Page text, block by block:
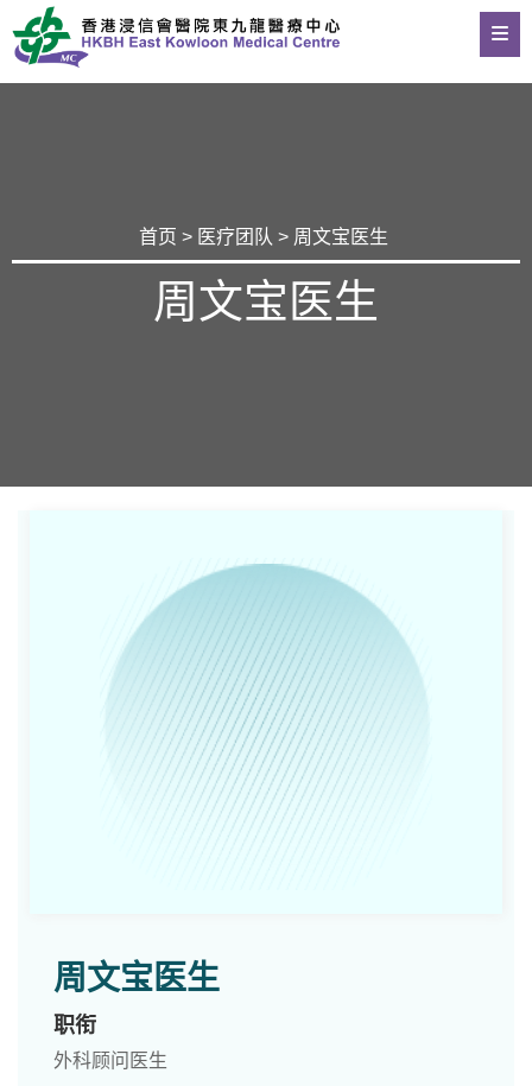
首页 > 医疗团队 > 周文宝医生
周文宝医生
周文宝医生
职衔
外科顾问医生